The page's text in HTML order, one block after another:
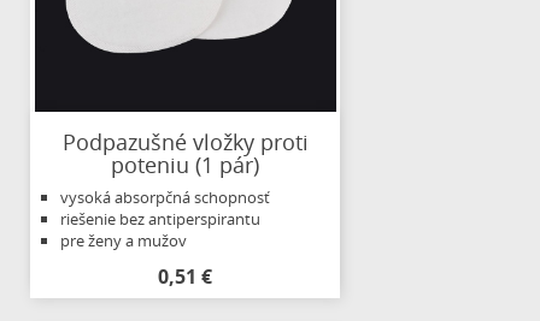
Podpazušné vložky proti
poteniu (1 pár)
vysoká absorpčná schopnosť
riešenie bez antiperspirantu
pre ženy a mužov
0,51 €